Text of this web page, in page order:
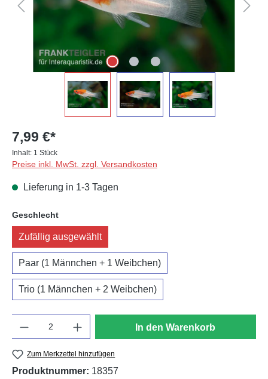
7,99 €*
Inhalt: 1 Stück
Preise inkl. MwSt. zzgl. Versandkosten
Lieferung in 1-3 Tagen
Geschlechtauswählen
Zufällig ausgewählt
Paar (1 Männchen + 1 Weibchen)
Trio (1 Männchen + 2 Weibchen)
In den Warenkorb
Zum Merkzettel hinzufügen
Produktnummer: 18357